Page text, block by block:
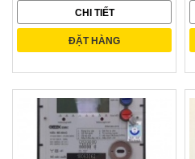
CHI TIẾT
ĐẶT HÀNG